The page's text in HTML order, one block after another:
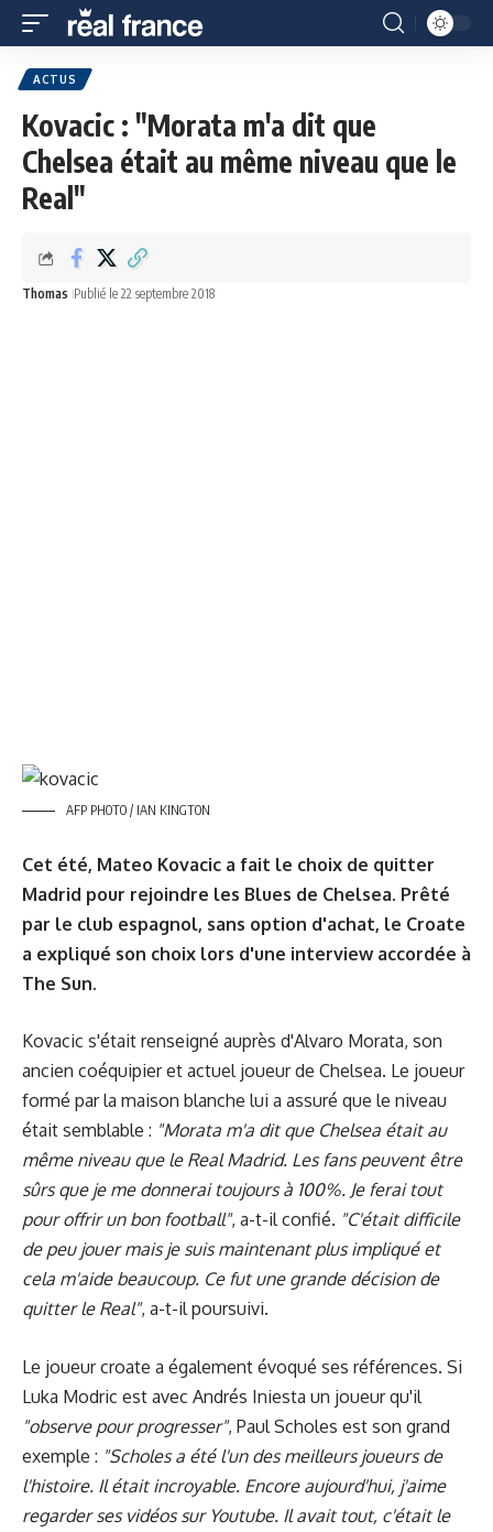
ACTUS
Kovacic : "Morata m'a dit que
Chelsea était au même niveau que le
Real"
Thomas Publié le 22 septembre 2018
AFP PHOTO / IAN KINGTON
Cet été, Mateo Kovacic a fait le choix de quitter
Madrid pour rejoindre les Blues de Chelsea. Prêté
par le club espagnol, sans option d'achat, le Croate
a expliqué son choix lors d'une interview accordée à
The Sun.
Kovacic s'était renseigné auprès d'Alvaro Morata, son
ancien coéquipier et actuel joueur de Chelsea. Le joueur
formé par la maison blanche lui a assuré que le niveau
était semblable : "Morata m'a dit que Chelsea était au
même niveau que le Real Madrid. Les fans peuvent être
sûrs que je me donnerai toujours à 100%. Je ferai tout
pour offrir un bon football", a-t-il confié. "C'était difficile
de peu jouer mais je suis maintenant plus impliqué et
cela m'aide beaucoup. Ce fut une grande décision de
quitter le Real", a-t-il poursuivi.
Le joueur croate a également évoqué ses références. Si
Luka Modric est avec Andrés Iniesta un joueur qu'il
"observe pour progresser", Paul Scholes est son grand
exemple : "Scholes a été l'un des meilleurs joueurs de
l'histoire. Il était incroyable. Encore aujourd'hui, j'aime
regarder ses vidéos sur Youtube. Il avait tout, c'était le